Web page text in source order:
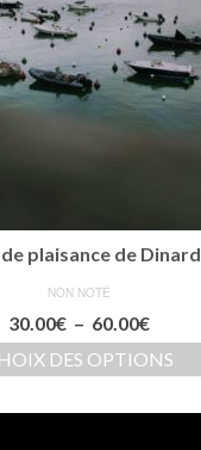
plaisance de Dinard
NON NOTÉ
30.00€ – 60.00€Plage
de
prix :
à
DES OPTIONS
produit